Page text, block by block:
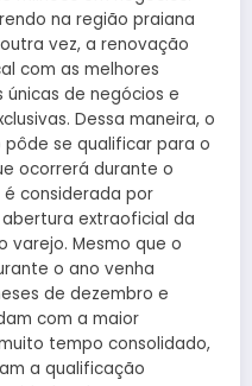
na região praiana
vez, a renovação
com as melhores
de negócios e
Dessa maneira, o
se qualificar para o
ocorrerá durante o
é considerada por
extraoficial da
varejo. Mesmo que o
o ano venha
de dezembro e
com a maior
tempo consolidado,
a qualificação